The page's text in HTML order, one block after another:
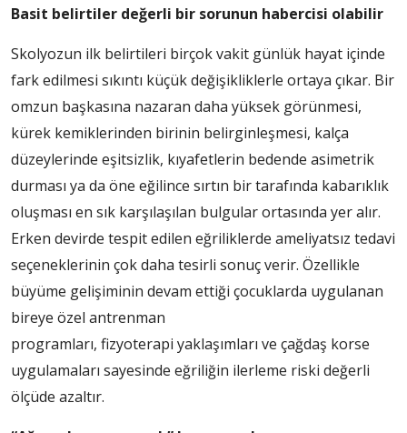
Basit belirtiler değerli bir sorunun habercisi olabilir
Skolyozun ilk belirtileri birçok vakit günlük hayat içinde
fark edilmesi sıkıntı küçük değişikliklerle ortaya çıkar. Bir
omzun başkasına nazaran daha yüksek görünmesi,
kürek kemiklerinden birinin belirginleşmesi, kalça
düzeylerinde eşitsizlik, kıyafetlerin bedende asimetrik
durması ya da öne eğilince sırtın bir tarafında kabarıklık
oluşması en sık karşılaşılan bulgular ortasında yer alır.
Erken devirde tespit edilen eğriliklerde ameliyatsız tedavi
seçeneklerinin çok daha tesirli sonuç verir. Özellikle
büyüme gelişiminin devam ettiği çocuklarda uygulanan
bireye özel antrenman
programları, fizyoterapi yaklaşımları ve çağdaş korse
uygulamaları sayesinde eğriliğin ilerleme riski değerli
ölçüde azaltır.